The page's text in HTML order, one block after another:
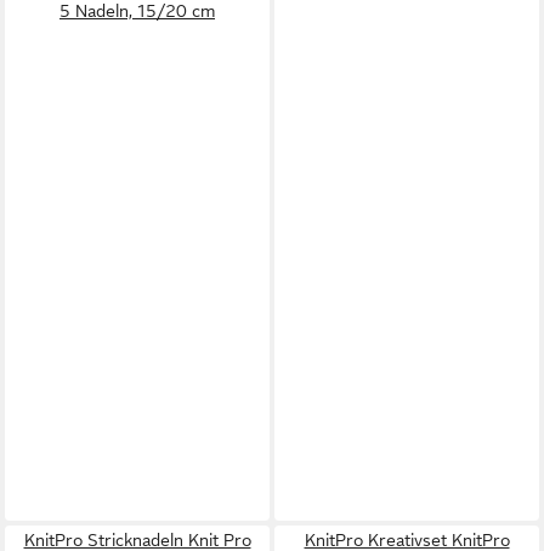
5 Nadeln, 15/20 cm
KnitPro Stricknadeln Knit Pro
KnitPro Kreativset KnitPro